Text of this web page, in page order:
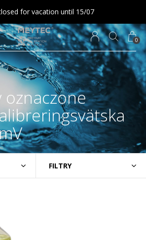
0
for vacation until 15/07
oznaczone
FILTRY